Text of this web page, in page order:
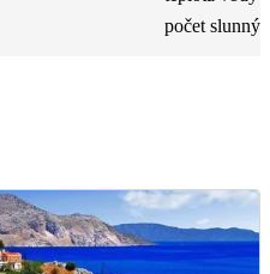
počet